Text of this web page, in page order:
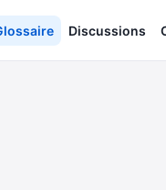
Discussions